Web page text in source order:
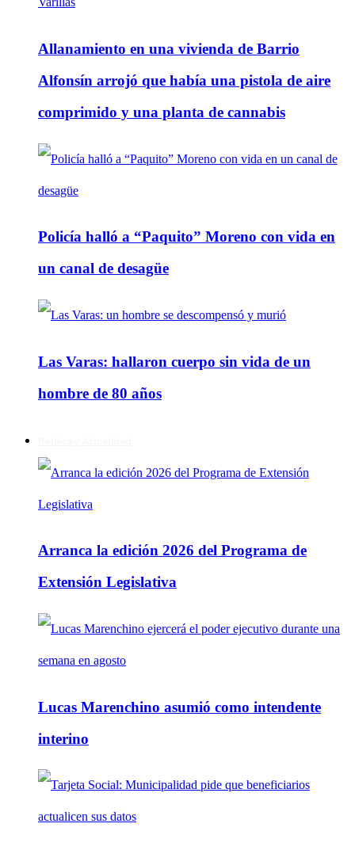
Allanamiento en una vivienda de Barrio
Alfonsín arrojó que había una pistola de aire
comprimido y una planta de cannabis
Policía halló a “Paquito” Moreno con vida en
un canal de desagüe
Las Varas: hallaron cuerpo sin vida de un
hombre de 80 años
Arranca la edición 2026 del Programa de
Extensión Legislativa
Lucas Marenchino asumió como intendente
interino